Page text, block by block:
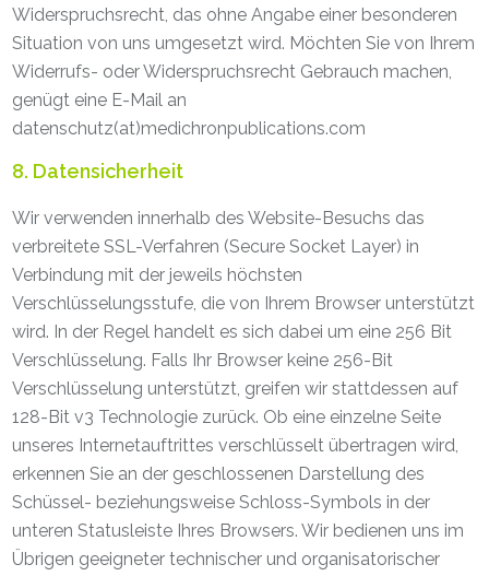
Widerspruchsrecht, das ohne Angabe einer besonderen
Situation von uns umgesetzt wird. Möchten Sie von Ihrem
Widerrufs- oder Widerspruchsrecht Gebrauch machen,
genügt eine E-Mail an
datenschutz(at)medichronpublications.com
8. Datensicherheit
Wir verwenden innerhalb des Website-Besuchs das
verbreitete SSL-Verfahren (Secure Socket Layer) in
Verbindung mit der jeweils höchsten
Verschlüsselungsstufe, die von Ihrem Browser unterstützt
wird. In der Regel handelt es sich dabei um eine 256 Bit
Verschlüsselung. Falls Ihr Browser keine 256-Bit
Verschlüsselung unterstützt, greifen wir stattdessen auf
128-Bit v3 Technologie zurück. Ob eine einzelne Seite
unseres Internetauftrittes verschlüsselt übertragen wird,
erkennen Sie an der geschlossenen Darstellung des
Schüssel- beziehungsweise Schloss-Symbols in der
unteren Statusleiste Ihres Browsers. Wir bedienen uns im
Übrigen geeigneter technischer und organisatorischer